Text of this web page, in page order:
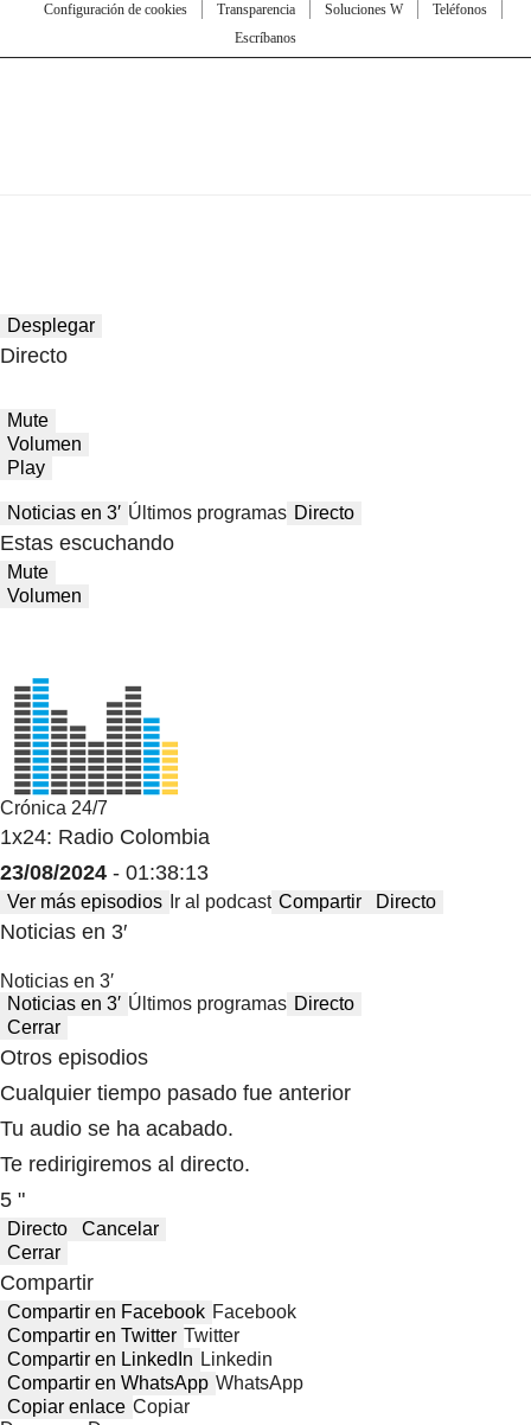
Configuración de cookies
Transparencia Soluciones W
Teléfonos
Escríbanos
Desplegar
Directo
Mute
Volumen
Play
Noticias en 3′ Últimos programas Directo
Estas escuchando
Mute
Volumen
Crónica 24/7
1x24: Radio Colombia
23/08/2024 - 01:38:13
Ver más episodios Ir al podcast Compartir Directo
Noticias en 3′
Noticias en 3′
Noticias en 3′ Últimos programas Directo
Cerrar
Otros episodios
Cualquier tiempo pasado fue anterior
Tu audio se ha acabado.
Te redirigiremos al directo.
5 "
Directo
Cancelar
Cerrar
Compartir
Compartir en Facebook Facebook
Compartir en Twitter Twitter
Compartir en LinkedIn Linkedin
Compartir en WhatsApp WhatsApp
Copiar enlace Copiar